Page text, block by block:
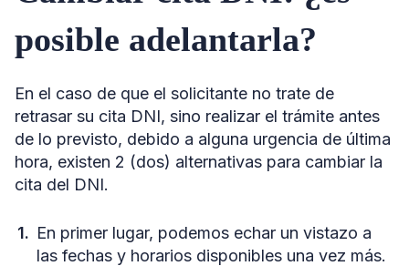
posible adelantarla?
En el caso de que el solicitante no trate de
retrasar su cita DNI, sino realizar el trámite antes
de lo previsto, debido a alguna urgencia de última
hora, existen 2 (dos) alternativas para cambiar la
cita del DNI.
En primer lugar, podemos echar un vistazo a
las fechas y horarios disponibles una vez más.